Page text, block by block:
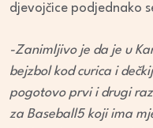
djevojčice podjednako
-Zanimljivo je da je u
bejzbol kod curica i
pogotovo prvi i drugi
za Baseball5 koji ima